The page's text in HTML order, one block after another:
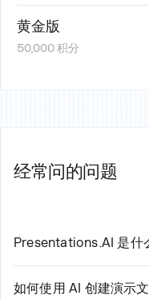
黄金版
50,000 积分
经常问的问题
Presentations.AI 是什
Presentations.AI 是一
档或数据转化为可立即
如何使用 AI 创建演示